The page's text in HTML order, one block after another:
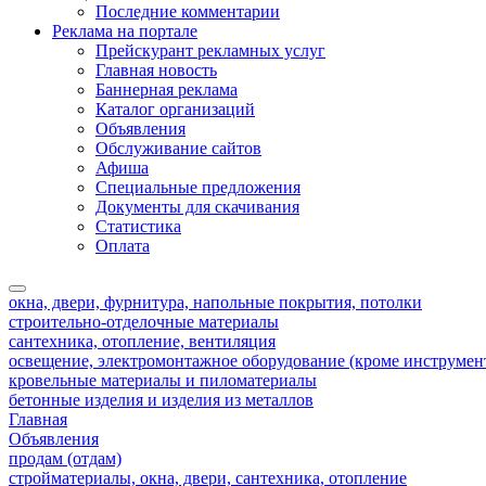
Последние комментарии
Реклама на портале
Прейскурант рекламных услуг
Главная новость
Баннерная реклама
Каталог организаций
Объявления
Обслуживание сайтов
Афиша
Специальные предложения
Документы для скачивания
Статистика
Оплата
окна, двери, фурнитура, напольные покрытия, потолки
строительно-отделочные материалы
сантехника, отопление, вентиляция
освещение, электромонтажное оборудование (кроме
кровельные материалы и пиломатериалы
бетонные изделия и изделия из металлов
Главная
Объявления
продам (отдам)
стройматериалы, окна, двери, сантехника, отопление